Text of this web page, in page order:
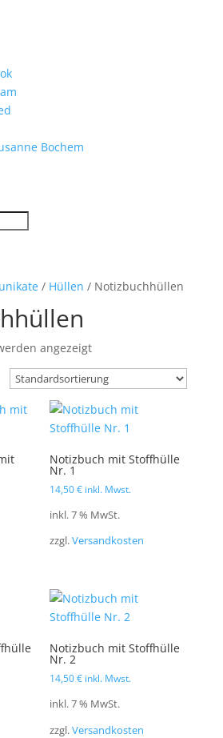
/ Hüllen / Notizbuchhüllen
angezeigt
Notizbuch mit Stoffhülle
Nr. 1
14,50€ inkl. Mwst.
inkl. 7 % MwSt.
zzgl.Versandkosten
Notizbuch mit Stoffhülle
Nr. 2
14,50€ inkl. Mwst.
inkl. 7 % MwSt.
zzgl.Versandkosten